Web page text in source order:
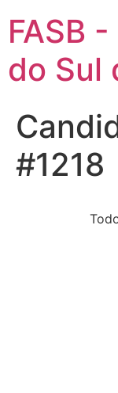
FASB
do Sul
#1218